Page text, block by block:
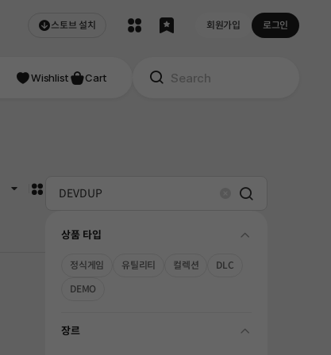
스토브 설치 회원가입 로그인
Studio
Wishlist Cart
카드형 ClearSearch
상품 타입 folding
정식게임 유틸리티 컬렉션
DLC
DEMO
장르 folding